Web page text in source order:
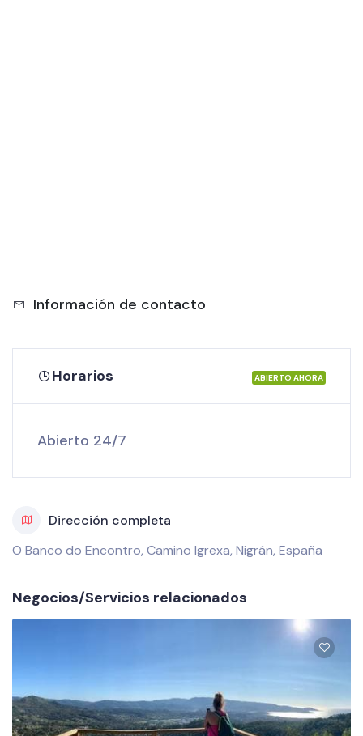
Información de contacto
Horarios ABIERTO AHORA
Abierto 24/7
Dirección completa
O Banco do Encontro, Camino Igrexa, Nigrán, España
Negocios/Servicios relacionados